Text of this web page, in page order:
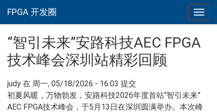
FPGA 开发圈
“智引未来”安路科技AEC FPGA
技术峰会深圳站精彩回顾
judy 在 周一, 05/18/2026 - 16:03 提交
初夏风暖，万物勃发，安路科技2026年度首站“智引未来”
AEC FPGA技术峰会，于5月13日在深圳圆满举办。本次峰